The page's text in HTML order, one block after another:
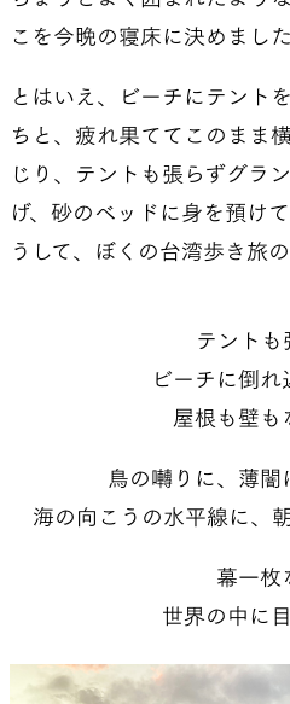
こを今晩の寝床に決めました
とはいえ、ビーチにテント
ちと、疲れ果ててこのまま
じり、テントも張らずグラ
げ、砂のベッドに身を預け
うして、ぼくの台湾歩き旅
テントも
ビーチに倒れ
屋根も壁も
鳥の囀りに、薄闇
海の向こうの水平線に、
幕一枚
世界の中に